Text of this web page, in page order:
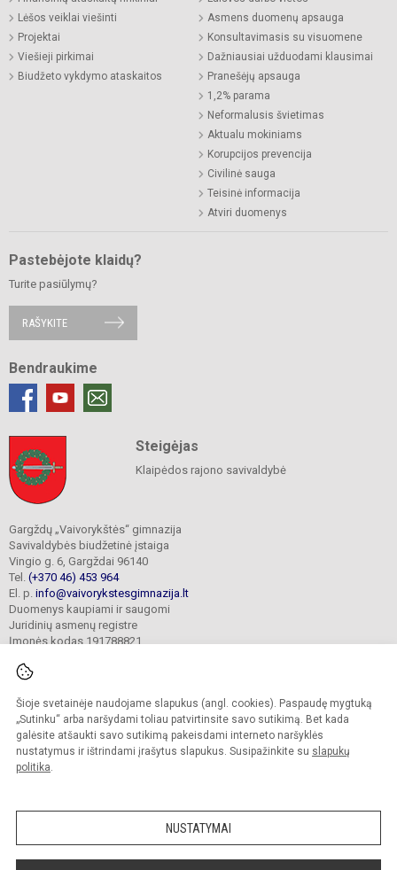
Šioje svetainėje naudojame slapukus (angl. cookies). Paspaudę mygtuką
„Sutinku“ arba naršydami toliau patvirtinsite savo sutikimą. Bet kada
galėsite atšaukti savo sutikimą pakeisdami interneto naršyklės
nustatymus ir ištrindami įrašytus slapukus. Susipažinkite su slapukų
politika.
NUSTATYMAI
Lėšos veiklai viešinti
Projektai
Viešieji pirkimai
Biudžeto vykdymo ataskaitos
Asmens duomenų apsauga
Konsultavimasis su visuomene
Dažniausiai užduodami klausimai
Pranešėjų apsauga
1,2% parama
Neformalusis švietimas
Aktualu mokiniams
Korupcijos prevencija
Civilinė sauga
Teisinė informacija
Atviri duomenys
Pastebėjote klaidų?
Turite pasiūlymų?
RAŠYKITE
Bendraukime
Steigėjas
Klaipėdos rajono savivaldybė
Gargždų „Vaivorykštės“ gimnazija
Savivaldybės biudžetinė įstaiga
Vingio g. 6, Gargždai 96140
Tel. (+370 46) 453 964
El. p. info@vaivorykstesgimnazija.lt
Duomenys kaupiami ir saugomi
Juridinių asmenų registre
Įmonės kodas 191788821
© 2022. Gargždų „Vaivorykštės“ gimnazija. Visos teisės saugomos.
Kopijuoti turinį be raštiško gimnazijos sutikimo griežtai draudžiama.
Prieinamumo paraiška Slapukų valdymas
Sumanus būdas atnaujinti